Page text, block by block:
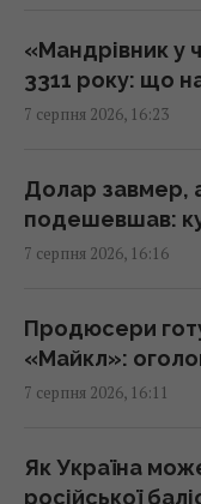
взимку, –
16:04 п'ятниця, 07
офіційний курс
15:56 п'ятниця, 07
через
Аронець
15:51 п'ятниця, 07
Деякі забуті
їх можна
«Мандрівник у
3311 року: що
7 серпня 2026, 16:23
Долар завмер,
подешевшав:
7 серпня 2026, 16:16
Продюсери
«Майкл»:
7 серпня 2026, 16:11
Як Україна
російської